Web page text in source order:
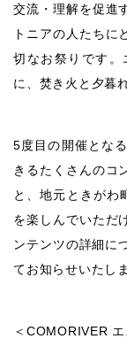
交流・理解を促進
トニアの人たちに
切なお祭りです。
に、焚き火と夕暮
5度目の開催とな
きるたくさんのコ
と、地元ときがわ
を楽しんでいただ
ンテンツの詳細に
てお知らせいたし
＜COMORIVER